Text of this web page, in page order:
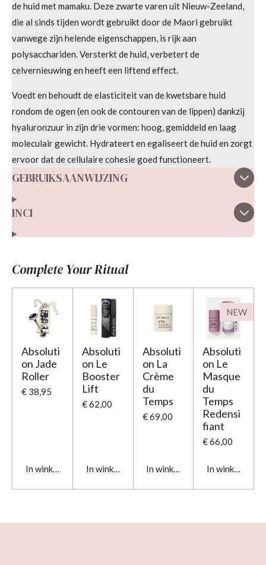
de huid met mamaku. Deze zwarte varen uit Nieuw-Zeeland,
die al sinds tijden wordt gebruikt door de Maori gebruikt
vanwege zijn helende eigenschappen, is rijk aan
polysacchariden. Versterkt de huid, verbetert de
celvernieuwing en heeft een liftend effect.
Voedt en behoudt de elasticiteit van de kwetsbare huid
rondom de ogen (en ook de contouren van de lippen) dankzij
hyaluronzuur in zijn drie vormen: hoog, gemiddeld en laag
moleculair gewicht. Hydrateert en egaliseert de huid en zorgt
ervoor dat de cellulaire cohesie goed functioneert.
GEBRUIKSAANWIJZING
INCI
Complete Your Ritual
Absoluti
on Jade
Roller
€ 38,95
In winkelwagen
Absoluti
on Le
Booster
Lift
€ 62,00
In winkelwagen
Absoluti
on La
Crème
du
Temps
€ 69,00
In winkelwagen
NEW
Absoluti
on Le
Masque
du
Temps
Redensi
fiant
€ 66,00
In